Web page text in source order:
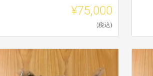
¥75,000
(税込)